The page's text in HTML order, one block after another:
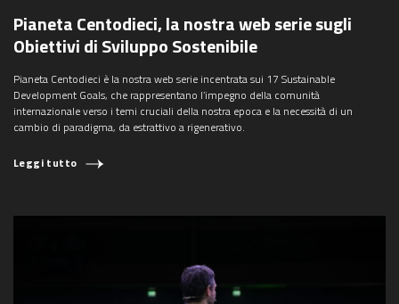
Pianeta Centodieci, la nostra web serie sugli
Obiettivi di Sviluppo Sostenibile
Pianeta Centodieci è la nostra web serie incentrata sui 17 Sustainable
Development Goals, che rappresentano l’impegno della comunità
internazionale verso i temi cruciali della nostra epoca e la necessità di un
cambio di paradigma, da estrattivo a rigenerativo.
Leggi tutto